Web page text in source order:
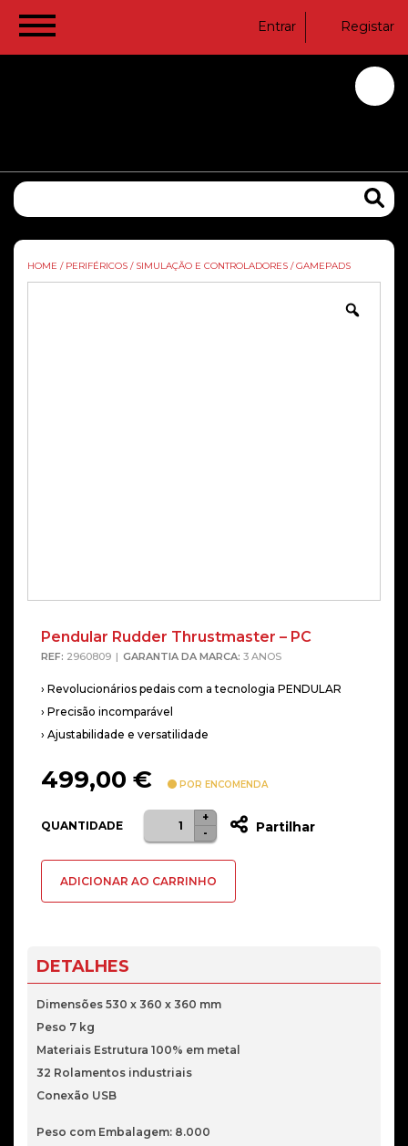
Entrar Registar
HOME / PERIFÉRICOS / SIMULAÇÃO E CONTROLADORES / GAMEPADS
Pendular Rudder Thrustmaster – PC
REF: 2960809 GARANTIA DA MARCA: 3 ANOS
› Revolucionários pedais com a tecnologia PENDULAR
› Precisão incomparável
› Ajustabilidade e versatilidade
499,00 € POR ENCOMENDA
QUANTIDADE
Quantidade
de
Rudder
-
+
Partilhar
ADICIONAR AO CARRINHO
DETALHES
Dimensões 530 x 360 x 360 mm
Peso 7 kg
Materiais Estrutura 100% em metal
32 Rolamentos industriais
Conexão USB
Peso com Embalagem: 8.000